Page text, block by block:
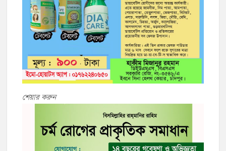
শেয়ার করুন